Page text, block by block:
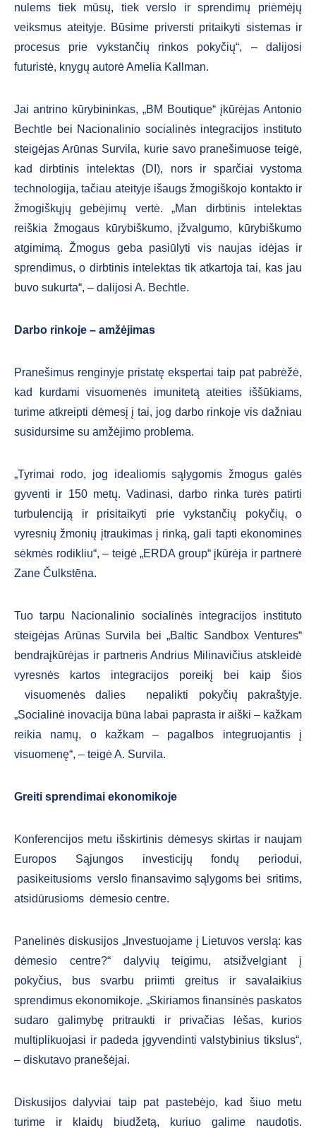
nulems tiek mūsų, tiek verslo ir sprendimų priėmėjų
veiksmus ateityje. Būsime priversti pritaikyti sistemas ir
procesus prie vykstančių rinkos pokyčių“, – dalijosi
futuristė, knygų autorė Amelia Kallman.
Jai antrino kūrybininkas, „BM Boutique“ įkūrėjas Antonio
Bechtle bei Nacionalinio socialinės integracijos instituto
steigėjas Arūnas Survila, kurie savo pranešimuose teigė,
kad dirbtinis intelektas (DI), nors ir sparčiai vystoma
technologija, tačiau ateityje išaugs žmogiškojo kontakto ir
žmogiškųjų gebėjimų vertė. „Man dirbtinis intelektas
reiškia žmogaus kūrybiškumo, įžvalgumo, kūrybiškumo
atgimimą. Žmogus geba pasiūlyti vis naujas idėjas ir
sprendimus, o dirbtinis intelektas tik atkartoja tai, kas jau
buvo sukurta“, – dalijosi A. Bechtle.
Darbo rinkoje – amžėjimas
Pranešimus renginyje pristatę ekspertai taip pat pabrėžė,
kad kurdami visuomenės imunitetą ateities iššūkiams,
turime atkreipti dėmesį į tai, jog darbo rinkoje vis dažniau
susidursime su amžėjimo problema.
„Tyrimai rodo, jog idealiomis sąlygomis žmogus galės
gyventi ir 150 metų. Vadinasi, darbo rinka turės patirti
turbulenciją ir prisitaikyti prie vykstančių pokyčių, o
vyresnių žmonių įtraukimas į rinką, gali tapti ekonominės
sėkmės rodikliu“, – teigė „ERDA group“ įkūrėja ir partnerė
Zane Čulkstēna.
Tuo tarpu Nacionalinio socialinės integracijos instituto
steigėjas Arūnas Survila bei „Baltic Sandbox Ventures“
bendraįkūrėjas ir partneris Andrius Milinavičius atskleidė
vyresnės kartos integracijos poreikį bei kaip šios
visuomenės dalies nepalikti pokyčių pakraštyje.
„Socialinė inovacija būna labai paprasta ir aiški – kažkam
reikia namų, o kažkam – pagalbos integruojantis į
visuomenę“, – teigė A. Survila.
Greiti sprendimai ekonomikoje
Konferencijos metu išskirtinis dėmesys skirtas ir naujam
Europos Sąjungos investicijų fondų periodui,
pasikeitusioms verslo finansavimo sąlygoms bei sritims,
atsidūrusioms dėmesio centre.
Panelinės diskusijos „Investuojame į Lietuvos verslą: kas
dėmesio centre?“ dalyvių teigimu, atsižvelgiant į
pokyčius, bus svarbu priimti greitus ir savalaikius
sprendimus ekonomikoje. „Skiriamos finansinės paskatos
sudaro galimybę pritraukti ir privačias lėšas, kurios
multiplikuojasi ir padeda įgyvendinti valstybinius tikslus“,
– diskutavo pranešėjai.
Diskusijos dalyviai taip pat pastebėjo, kad šiuo metu
turime ir klaidų biudžetą, kuriuo galime naudotis.